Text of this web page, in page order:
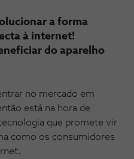
a forma
à internet!
do aparelho
no mercado em
está na hora de
que promete vir
como os consumidores